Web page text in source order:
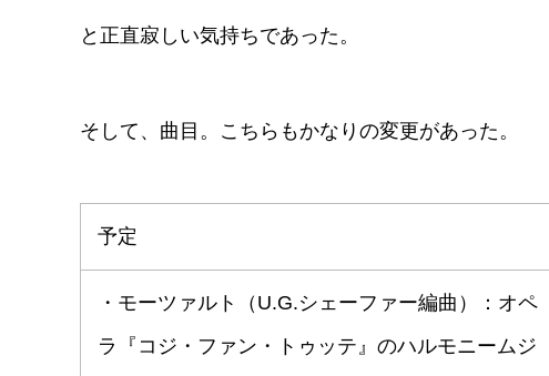
と正直寂しい気持ちであった。
そして、曲目。こちらもかなりの変更があった。
予定
・モーツァルト（U.G.シェーファー編曲）：オペ
ラ『コジ・ファン・トゥッテ』のハルモニームジ